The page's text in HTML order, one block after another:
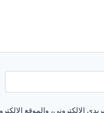
الإلكتروني، والموقع